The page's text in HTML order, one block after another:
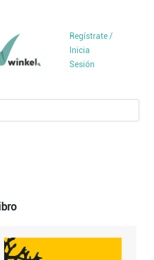
Regístrate /
Inicia
Sesión